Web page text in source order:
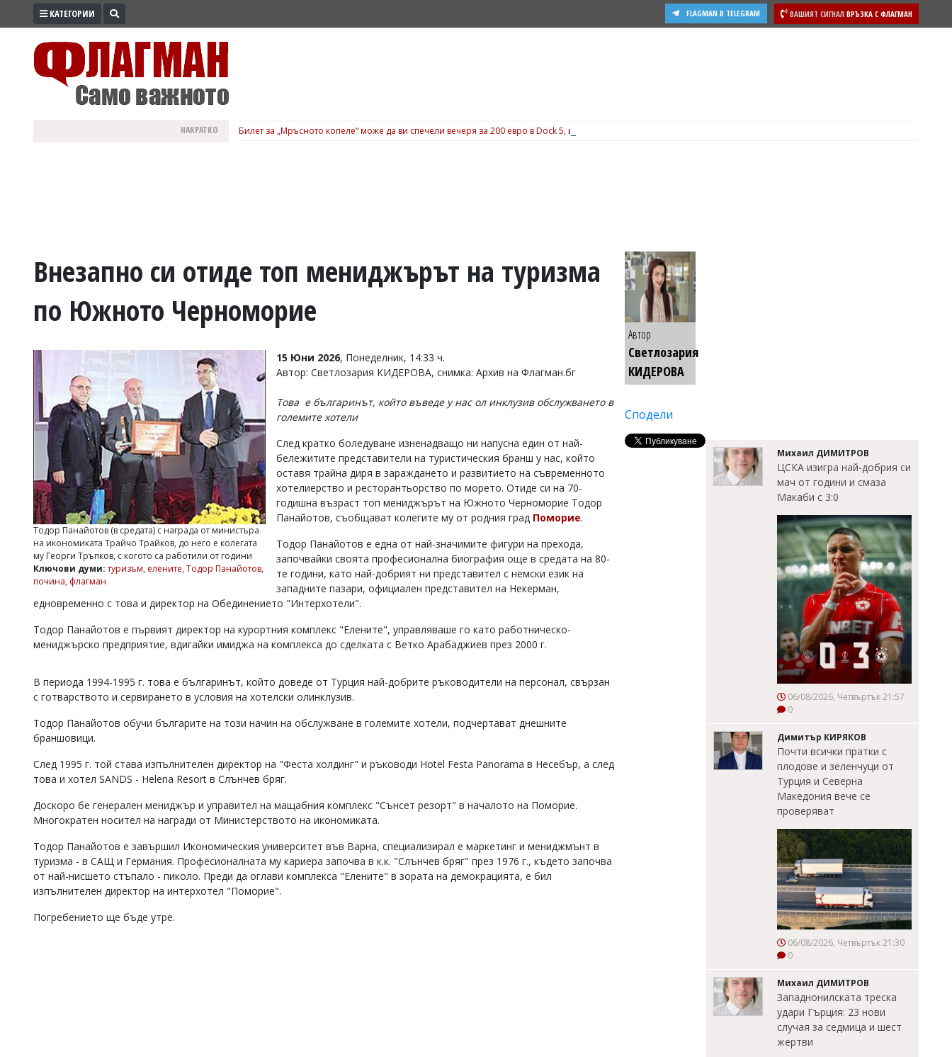
ПРОМО
ВОЙНАТА
УКРАЙНА
РАЗСЛЕДВАНЕ
БИЗНЕС
Управители:
v.vasilev@flagman.bg
Касабова,
k.kassabova@flagman.bg
Главен
редактор:
office@flagman.bg
Коментарите
въвеждат
читателите
откриете
обиден
коментар,
сигнализирайте
КАТЕГОРИИ ВАШИЯТ СИГНАЛ ВРЪЗКА С ФЛАГМАН
FLAGMAN В TELEGRAM
НАКРАТКО Билет за „Мръсното копеле“ може да ви спечели вечеря за 200 евро в Dock 5, вижте подробности
Внезапно си отиде топ мениджърът на туризма
по Южното Черноморие
Тодор Панайотов (в средата) с награда от министъра
на икономиката Трайчо Трайков, до него е колегата
му Георги Тръпков, с когото са работили от години
Ключови думи:туризъм, елените, Тодор Панайотов,
почина, флагман
15 Юни 2026, Понеделник, 14:33 ч.
Автор: Светлозария КИДЕРОВА, снимка: Архив на Флагман.бг
Това е българинът, който въведе у нас ол инклузив обслужването в
големите хотели
След кратко боледуване изненадващо ни напусна един от най-
бележитите представители на туристическия бранш у нас, който
оставя трайна диря в зараждането и развитието на съвременното
хотелиерство и ресторантьорство по морето. Отиде си на 70-
годишна възраст топ мениджърът на Южното Черноморие Тодор
Панайотов, съобщават колегите му от родния град Поморие.
Тодор Панайотов е една от най-значимите фигури на прехода,
започвайки своята професионална биография още в средата на 80-
те години, като най-добрият ни представител с немски език на
западните пазари, официален представител на Некерман,
едновременно с това и директор на Обединението "Интерхотели".
Тодор Панайотов е първият директор на курортния комплекс "Елените", управляваше го като работническо-
мениджърско предприятие, вдигайки имиджа на комплекса до сделката с Ветко Арабаджиев през 2000 г.
В периода 1994-1995 г. това е българинът, който доведе от Турция най-добрите ръководители на персонал, свързан
с готварството и сервирането в условия на хотелски олинклузив.
Тодор Панайотов обучи българите на този начин на обслужване в големите хотели, подчертават днешните
браншовици.
След 1995 г. той става изпълнителен директор на "Феста холдинг" и ръководи Hotel Festa Panorama в Несебър, а след
това и хотел SANDS - Helena Resort в Слънчев бряг.
Доскоро бе генерален мениджър и управител на мащабния комплекс "Сънсет резорт" в началото на Поморие.
Многократен носител на награди от Министерството на икономиката.
Тодор Панайотов е завършил Икономическия университет във Варна, специализирал е маркетинг и мениджмънт в
туризма - в САЩ и Германия. Професионалната му кариера започва в к.к. "Слънчев бряг" през 1976 г., където започва
от най-нисшето стъпало - пиколо. Преди да оглави комплекса "Елените" в зората на демокрацията, е бил
изпълнителен директор на интерхотел "Поморие".
Погребението ще бъде утре.
Автор
Светлозария
КИДЕРОВА
Сподели
Михаил ДИМИТРОВ
ЦСКА изигра най-добрия си
мач от години и смаза
Макаби с 3:0
06/08/2026, Четвъртък 21:57
0
Димитър КИРЯКОВ
Почти всички пратки с
плодове и зеленчуци от
Турция и Северна
Македония вече се
проверяват
06/08/2026, Четвъртък 21:30
0
Михаил ДИМИТРОВ
Западнонилската треска
удари Гърция: 23 нови
случая за седмица и шест
жертви